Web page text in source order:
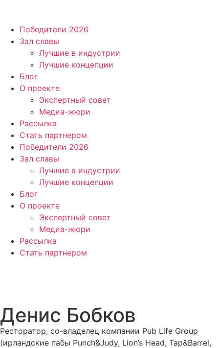
Победители 2026
Зал славы
Лучшие в индустрии
Лучшие концепции
Блог
О проекте
Экспертный совет
Медиа-жюри
Рассылка
Стать партнером
Победители 2026
Зал славы
Лучшие в индустрии
Лучшие концепции
Блог
О проекте
Экспертный совет
Медиа-жюри
Рассылка
Стать партнером
Денис Бобков
Ресторатор, со-владелец компании Pub Life Group
(ирландские пабы Punch&Judy, Lion’s Head, Tap&Barrel,